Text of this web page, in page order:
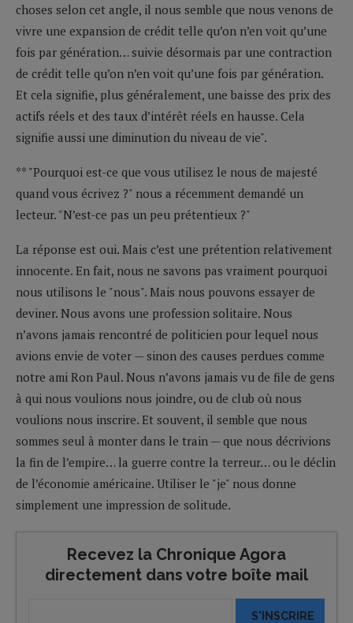
choses selon cet angle, il nous semble que nous venons de
vivre une expansion de crédit telle qu’on n’en voit qu’une
fois par génération… suivie désormais par une contraction
de crédit telle qu’on n’en voit qu’une fois par génération.
Et cela signifie, plus généralement, une baisse des prix des
actifs réels et des taux d’intérêt réels en hausse. Cela
signifie aussi une diminution du niveau de vie".
** "Pourquoi est-ce que vous utilisez le nous de majesté
quand vous écrivez ?" nous a récemment demandé un
lecteur. "N’est-ce pas un peu prétentieux ?"
La réponse est oui. Mais c’est une prétention relativement
innocente. En fait, nous ne savons pas vraiment pourquoi
nous utilisons le "nous". Mais nous pouvons essayer de
deviner. Nous avons une profession solitaire. Nous
n’avons jamais rencontré de politicien pour lequel nous
avions envie de voter — sinon des causes perdues comme
notre ami Ron Paul. Nous n’avons jamais vu de file de gens
à qui nous voulions nous joindre, ou de club où nous
voulions nous inscrire. Et souvent, il semble que nous
sommes seul à monter dans le train — que nous décrivions
la fin de l’empire… la guerre contre la terreur… ou le déclin
de l’économie américaine. Utiliser le "je" nous donne
simplement une impression de solitude.
Recevez la Chronique Agora
directement dans votre boîte mail
S'INSCRIRE